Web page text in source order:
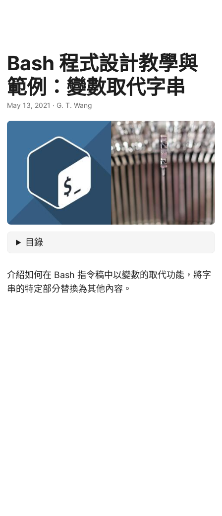
Bash 程式設計教學與
範例：變數取代字串
May 13, 2021 · G. T. Wang
目錄
介紹如何在 Bash 指令稿中以變數的取代功能，將字
串的特定部分替換為其他內容。